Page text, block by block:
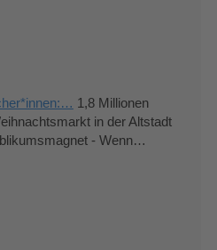
1,8 Millionen
in der Altstadt
- Wenn…